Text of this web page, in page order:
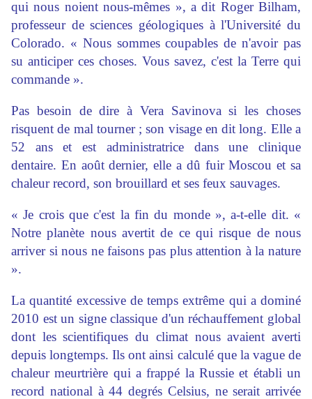
qui nous noient nous-mêmes », a dit Roger Bilham,
professeur de sciences géologiques à l'Université du
Colorado. « Nous sommes coupables de n'avoir pas
su anticiper ces choses. Vous savez, c'est la Terre qui
commande ».
Pas besoin de dire à Vera Savinova si les choses
risquent de mal tourner ; son visage en dit long. Elle a
52 ans et est administratrice dans une clinique
dentaire. En août dernier, elle a dû fuir Moscou et sa
chaleur record, son brouillard et ses feux sauvages.
« Je crois que c'est la fin du monde », a-t-elle dit. «
Notre planète nous avertit de ce qui risque de nous
arriver si nous ne faisons pas plus attention à la nature
».
La quantité excessive de temps extrême qui a dominé
2010 est un signe classique d'un réchauffement global
dont les scientifiques du climat nous avaient averti
depuis longtemps. Ils ont ainsi calculé que la vague de
chaleur meurtrière qui a frappé la Russie et établi un
record national à 44 degrés Celsius, ne serait arrivée